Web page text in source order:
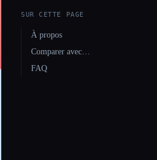
SUR CETTE PAGE
À propos
Comparer avec…
FAQ